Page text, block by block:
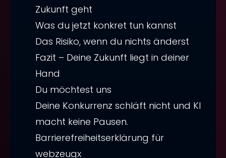
Zukunft geht
Was du jetzt konkret tun kannst
Das Risiko, wenn du nichts änderst
Fazit – Deine Zukunft liegt in deiner
Hand
Du möchtest uns
Werbeagentur Freiburg gesucht?
Warum suchmaschinen-
freundliche Title-Tags und
strategisches SEO Freiburg das
Deine Konkurrenz schläft nicht und KI
macht keine Pausen.
Barrierefreiheitserklärung für
webzeugx